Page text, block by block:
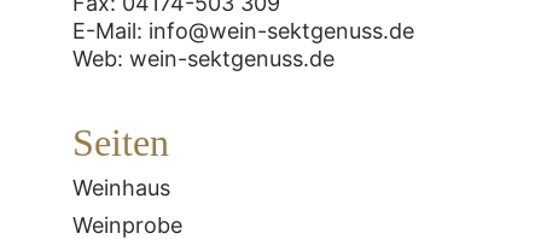
Seiten
E-Mail: info@wein-sektgenuss.de
Web: wein-sektgenuss.de
Weinhaus
Weinprobe